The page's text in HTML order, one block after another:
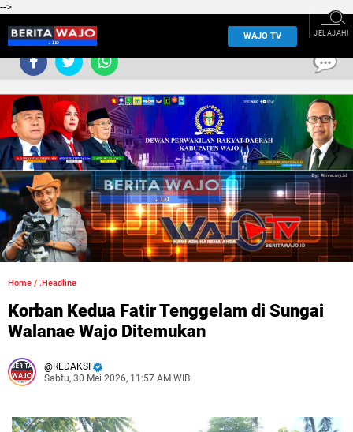
-->
WAJO TV JELAJAHI
Home / .Headline
Korban Kedua Fatir Tenggelam di Sungai
Walanae Wajo Ditemukan
REDAKSI
Sabtu, 30 Mei 2026, 11:57 AM WIB